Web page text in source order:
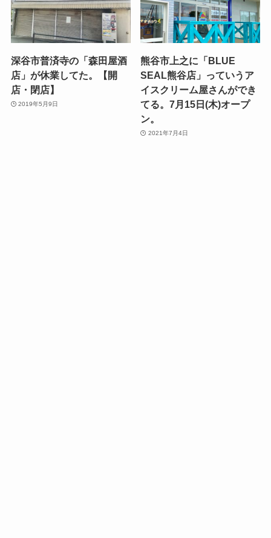
深谷市普済寺の「森田屋酒
店」が休業してた。【開
店・閉店】
2019年5月9日
熊谷市上之に「BLUE
SEAL熊谷店」っていうア
イスクリーム屋さんができ
てる。7月15日(木)オープ
ン。
2021年7月4日